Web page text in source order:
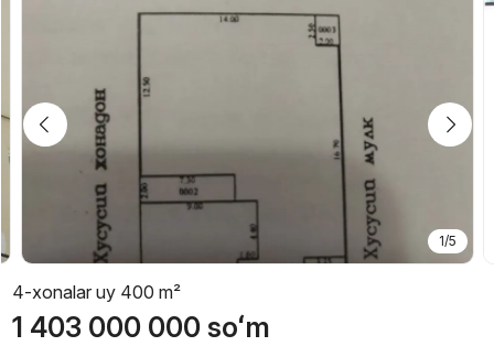
1/5
4-xonalar uy 400 m²
1 403 000 000 soʻm